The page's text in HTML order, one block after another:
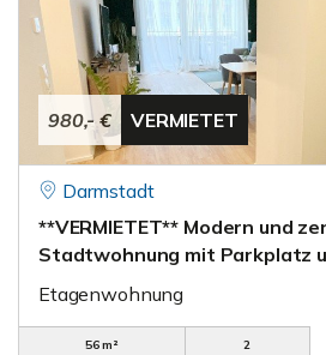
980,- € VERMIETET
Darmstadt
**VERMIETET** Modern und
Stadtwohnung mit Parkplatz
Etagenwohnung
56 m²
2